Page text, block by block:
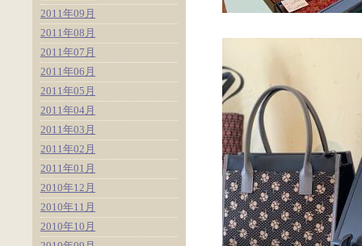
2011年09月
2011年08月
2011年07月
2011年06月
2011年05月
2011年04月
2011年03月
2011年02月
2011年01月
2010年12月
2010年11月
2010年10月